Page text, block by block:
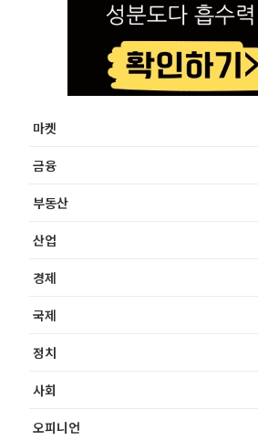
마켓
금융
부동산
산업
경제
국제
정치
사회
오피니언